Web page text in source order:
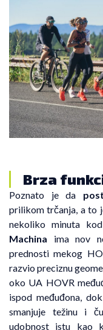
Brza
Poznato je da
prilikom trčanja, a to
nekoliko minuta
Machina ima nov
prednosti mekog
razvio preciznu
oko UA HOVR
ispod međuđona,
smanjuje težinu i
udobnost istu kao